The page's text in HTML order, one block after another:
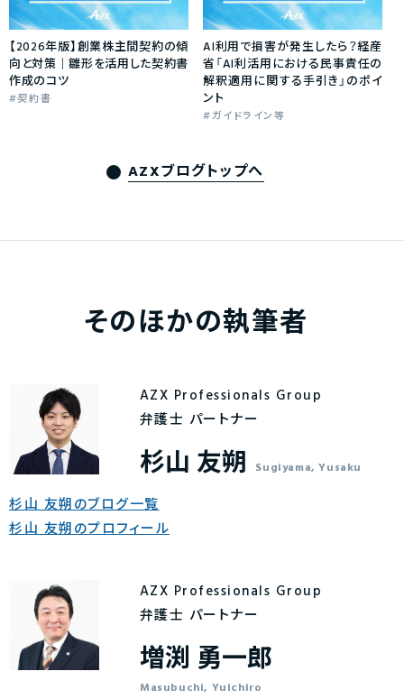
【2026年版】創業株主間契約の傾
向と対策｜雛形を活用した契約書
作成のコツ
契約書
AI利用で損害が発生したら？経産
省「AI利活用における民事責任の
解釈適用に関する手引き」のポイ
ント
ガイドライン等
AZXブログトップへ
そのほかの執筆者
AZX Professionals Group
弁護士 パートナー
杉山 友朔 Sugiyama, Yusaku
杉山 友朔のブログ一覧
杉山 友朔のプロフィール
AZX Professionals Group
弁護士 パートナー
増渕 勇一郎
Masubuchi, Yuichiro